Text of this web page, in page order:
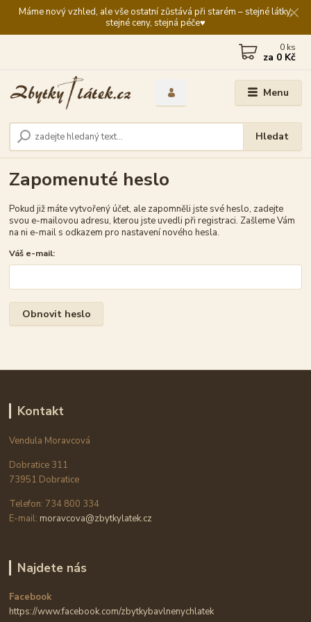
Máme nový vzhled, ale vše ostatní zůstává při starém – stejné látky,
stejné ceny, stejná péče♥️
Menu
Hledat
0 ks
za 0 Kč
Zapomenuté heslo
Pokud již máte vytvořený účet, ale zapomněli jste své heslo, zadejte
svou e-mailovou adresu, kterou jste uvedli při registraci. Zašleme Vám
na ni e-mail s odkazem pro nastavení nového hesla.
Váš e-mail:
Obnovit heslo
Kontakt
Vendula Moravcová
Dobratice 311
73951 Dobratice
Telefon: 734 800 334
E-mail: moravcova@zbytkylatek.cz
Najdete nás
Facebook
https://www.facebook.com/zbytkybavlnenychlatek